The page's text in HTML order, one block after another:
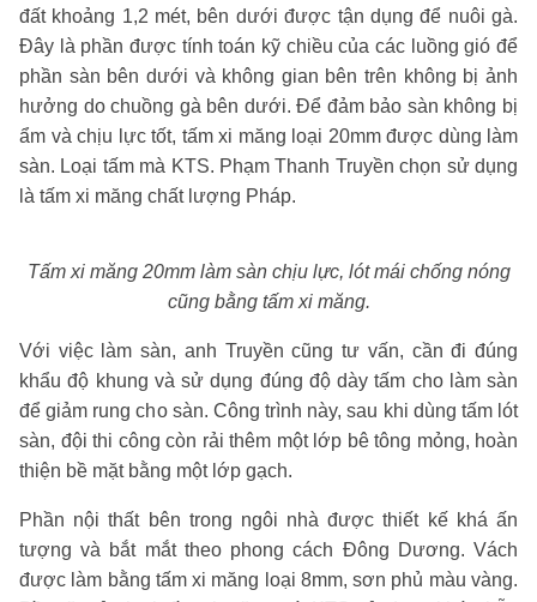
đất khoảng 1,2 mét, bên dưới được tận dụng để nuôi gà.
Đây là phần được tính toán kỹ chiều của các luồng gió để
phần sàn bên dưới và không gian bên trên không bị ảnh
hưởng do chuồng gà bên dưới. Để đảm bảo sàn không bị
ẩm và chịu lực tốt, tấm xi măng loại 20mm được dùng làm
sàn. Loại tấm mà KTS. Phạm Thanh Truyền chọn sử dụng
là tấm xi măng chất lượng Pháp.
Tấm xi măng 20mm làm sàn chịu lực, lót mái chống nóng
cũng bằng tấm xi măng.
Với việc làm sàn, anh Truyền cũng tư vấn, cần đi đúng
khẩu độ khung và sử dụng đúng độ dày tấm cho làm sàn
để giảm rung cho sàn. Công trình này, sau khi dùng tấm lót
sàn, đội thi công còn rải thêm một lớp bê tông mỏng, hoàn
thiện bề mặt bằng một lớp gạch.
Phần nội thất bên trong ngôi nhà được thiết kế khá ấn
tượng và bắt mắt theo phong cách Đông Dương. Vách
được làm bằng tấm xi măng loại 8mm, sơn phủ màu vàng.